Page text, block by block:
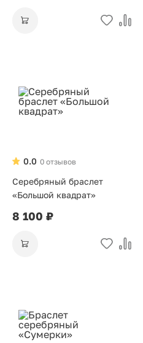
0 отзывов
0.0
Серебряный браслет
«Большой квадрат»
8 100 ₽